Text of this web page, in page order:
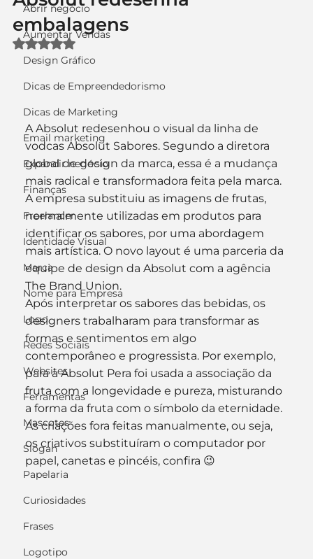
Abrir negócio
Aumentar Vendas
Design Gráfico
Dicas de Empreendedorismo
Dicas de Marketing
Email marketing
Expandir negócio
Finanças
Freelancer
Identidade Visual
Marca
Nome para Empresa
Logo
Redes Sociais
Websites
Ferramentas
Mascotes
Slogan
Papelaria
Curiosidades
Frases
Logotipo
embalagens
Avaliado com NaN de 5 estrelas.
A Absolut redesenhou o visual da linha de
vodcas Absolut Sabores. Segundo a diretora
global de design da marca, essa é a mudança
mais radical e transformadora feita pela marca.
A empresa substituiu as imagens de frutas,
normalmente utilizadas em produtos para
identificar os sabores, por uma abordagem
mais artística. O novo layout é uma parceria da
equipe de design da Absolut com a agência
The Brand Union.
Após interpretar os sabores das bebidas, os
designers trabalharam para transformar as
formas e sentimentos em algo
contemporâneo e progressista. Por exemplo,
para a Absolut Pera foi usada a associação da
fruta com a longevidade e pureza, misturando
a forma da fruta com o símbolo da eternidade.
As criações fora feitas manualmente, ou seja,
os criativos substituíram o computador por
papel, canetas e pincéis, confira 😉